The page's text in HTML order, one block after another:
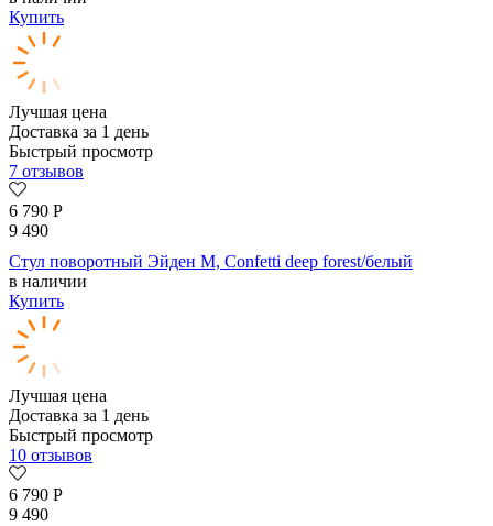
Купить
Лучшая цена
Доставка за 1 день
Быстрый просмотр
7 отзывов
6 790 Р
9 490
Стул поворотный Эйден М, Confetti deep forest/белый
в наличии
Купить
Лучшая цена
Доставка за 1 день
Быстрый просмотр
10 отзывов
6 790 Р
9 490